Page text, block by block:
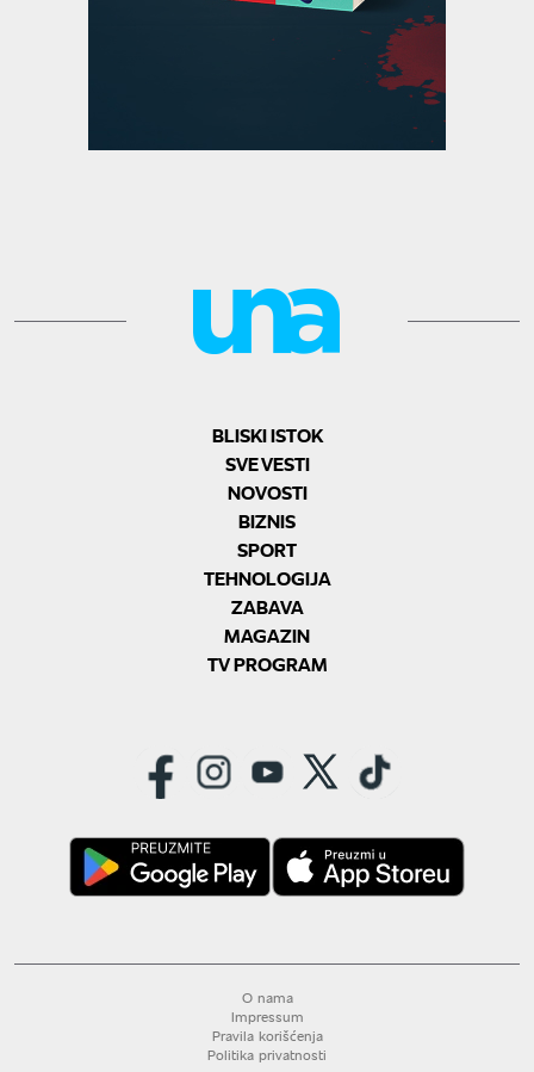
BLISKI ISTOK
SVE VESTI
NOVOSTI
BIZNIS
SPORT
TEHNOLOGIJA
ZABAVA
MAGAZIN
TV PROGRAM
O nama
Impressum
Pravila korišćenja
Politika privatnosti